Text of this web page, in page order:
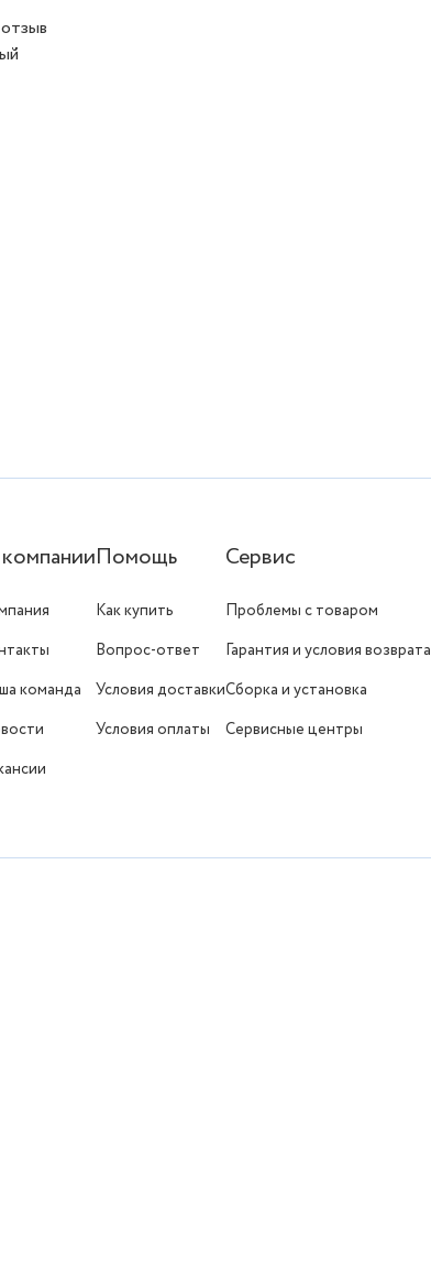
команда
Помощь
Как купить
Вопрос-ответ
Условия доставки
Условия оплаты
Сервис
Проблемы с товаром
Гарантия и условия возврата
Сборка и установка
Сервисные центры